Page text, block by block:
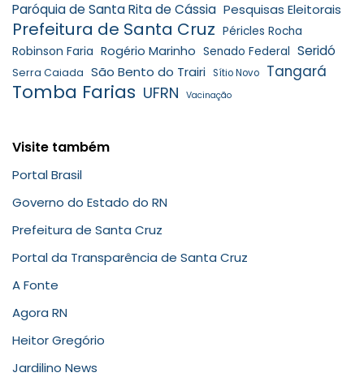
Paróquia de Santa Rita de Cássia Pesquisas Eleitorais
Prefeitura de Santa Cruz Péricles Rocha
Robinson Faria Rogério Marinho Senado Federal Seridó
Serra Caiada São Bento do Trairi Sítio Novo Tangará
Tomba Farias UFRN Vacinação
Visite também
Portal Brasil
Governo do Estado do RN
Prefeitura de Santa Cruz
Portal da Transparência de Santa Cruz
A Fonte
Agora RN
Heitor Gregório
Jardilino News